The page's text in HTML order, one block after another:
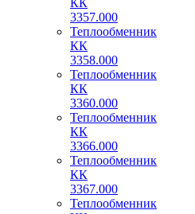
КК
3357.000
Теплообменник
КК
3358.000
Теплообменник
КК
3360.000
Теплообменник
КК
3366.000
Теплообменник
КК
3367.000
Теплообменник